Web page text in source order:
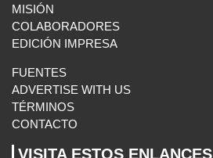
MISIÓN
COLABORADORES
EDICIÓN IMPRESA
FUENTES
ADVERTISE WITH US
TÉRMINOS
CONTACTO
VISITA ESTOS ENLANCES